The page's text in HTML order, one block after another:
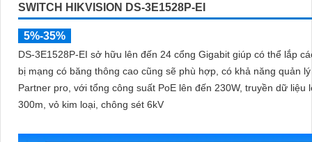
SWITCH HIKVISION DS-3E1528P-EI
5%-35%
DS-3E1528P-EI sở hữu lên đến 24 cổng Gigabit giúp có thể lắp
bị mạng có băng thông cao cũng sẽ phù hợp, có khả năng quản
Partner pro, với tổng công suất PoE lên đến 230W, truyền dữ liệu
300m, vỏ kim loại, chông sét 6kV